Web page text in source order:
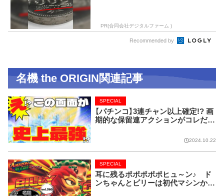
PR(合同会社デジタルファーム )
Recommended by
名機 the ORIGIN関連記事
【パチンコ】3連チャン以上確定!? 画
期的な保留連アクションがコレだ!
SPECIAL
2024.10.22
耳に残るポポポポポヒュ～ン♪ ド
ンちゃんとビリーは初代マシンから
SPECIAL